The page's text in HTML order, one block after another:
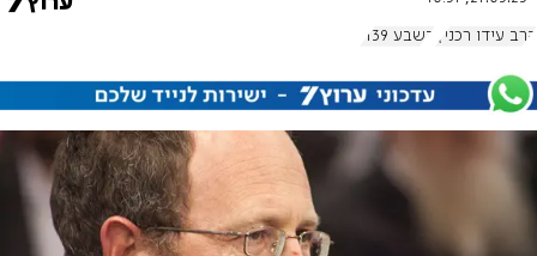
הרב עידו רכניץ בשבע 1139